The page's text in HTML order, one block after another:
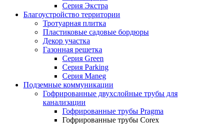
Серия Экстра
Благоустройство территории
Тротуарная плитка
Пластиковые садовые бордюры
Декор участка
Газонная решетка
Серия Green
Серия Parking
Серия Maneg
Подземные коммуникации
Гофрированные двухслойные трубы для
канализации
Гофрированные трубы Pragma
Гофрированные трубы Corex